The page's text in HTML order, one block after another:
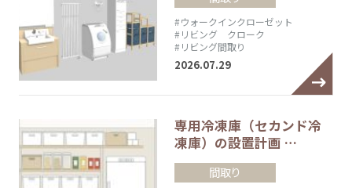
#ウォークインクローゼット
#リビング クローク
#リビング間取り
2026.07.29
専用冷凍庫（セカンド冷
凍庫）の設置計画 …
間取り